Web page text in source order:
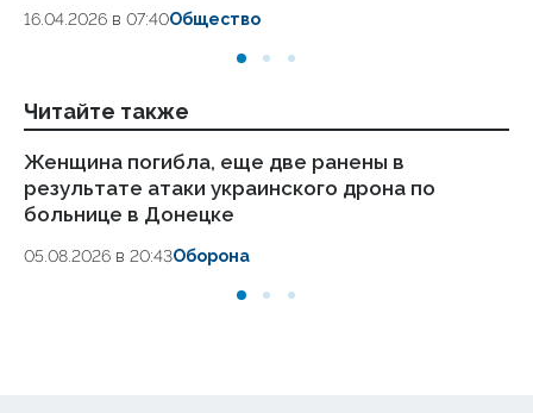
16.04.2026 в 07:40Общество
Читайте также
Женщина погибла, еще две ранены в
результате атаки украинского дрона по
больнице в Донецке
05.08.2026 в 20:43Оборона